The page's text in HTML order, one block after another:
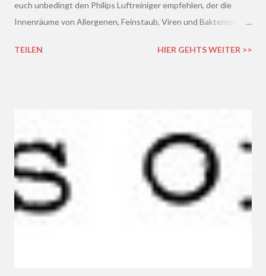
euch unbedingt den Philips Luftreiniger empfehlen, der die
Innenräume von Allergenen, Feinstaub, Viren und Bakterien
TEILEN
HIER GEHTS WEITER >>